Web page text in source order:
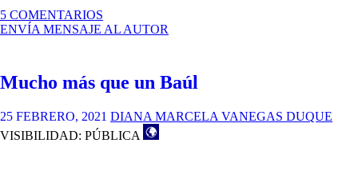
5 COMENTARIOS
LA
LA
ENVÍA MENSAJE AL AUTOR
Mucho más que un Baúl
25 FEBRERO, 2021 DIANA MARCELA VANEGAS DUQUE
VISIBILIDAD: PÚBLICA